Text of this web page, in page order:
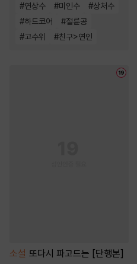
#연상수 #미인수 #상처수
#하드코어 #절륜공
#고수위 #친구>연인
소설 또다시 파고드는 [단행본]